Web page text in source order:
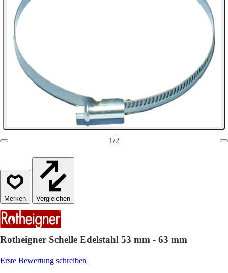
1/2
Vergleichen
Rotheigner Schelle Edelstahl 53 mm - 63 mm
Erste Bewertung schreiben